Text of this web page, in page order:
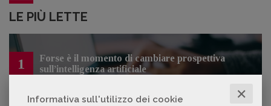
Informativa sull'utilizzo dei cookie ✕
LE PIÙ LETTE
1
Forse è il momento di cambiare prospettiva
sull’intelligenza artificiale